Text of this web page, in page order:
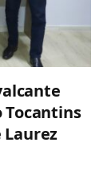
Tocantins